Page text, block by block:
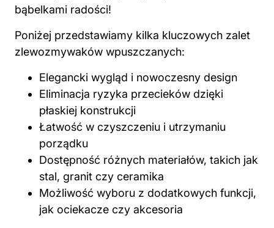
bąbelkami radości!
Poniżej przedstawiamy kilka kluczowych zalet
zlewozmywaków wpuszczanych:
Elegancki wygląd i nowoczesny design
Eliminacja ryzyka przecieków dzięki
płaskiej konstrukcji
Łatwość w czyszczeniu i utrzymaniu
porządku
Dostępność różnych materiałów, takich jak
stal, granit czy ceramika
Możliwość wyboru z dodatkowych funkcji,
jak ociekacze czy akcesoria